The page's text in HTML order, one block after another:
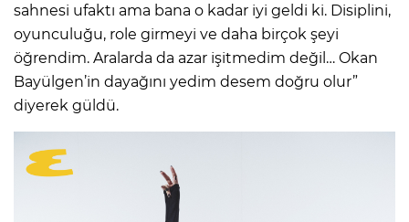
sahnesi ufaktı ama bana o kadar iyi geldi ki. Disiplini,
oyunculuğu, role girmeyi ve daha birçok şeyi
öğrendim. Aralarda da azar işitmedim değil… Okan
Bayülgen’in dayağını yedim desem doğru olur”
diyerek güldü.